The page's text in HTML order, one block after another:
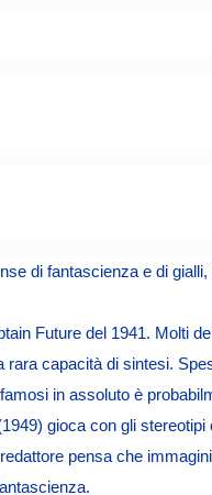
di fantascienza e di
Future del 1941. Molti
capacità di sintesi.
in assoluto è
gioca con gli stereotipi
pensa che